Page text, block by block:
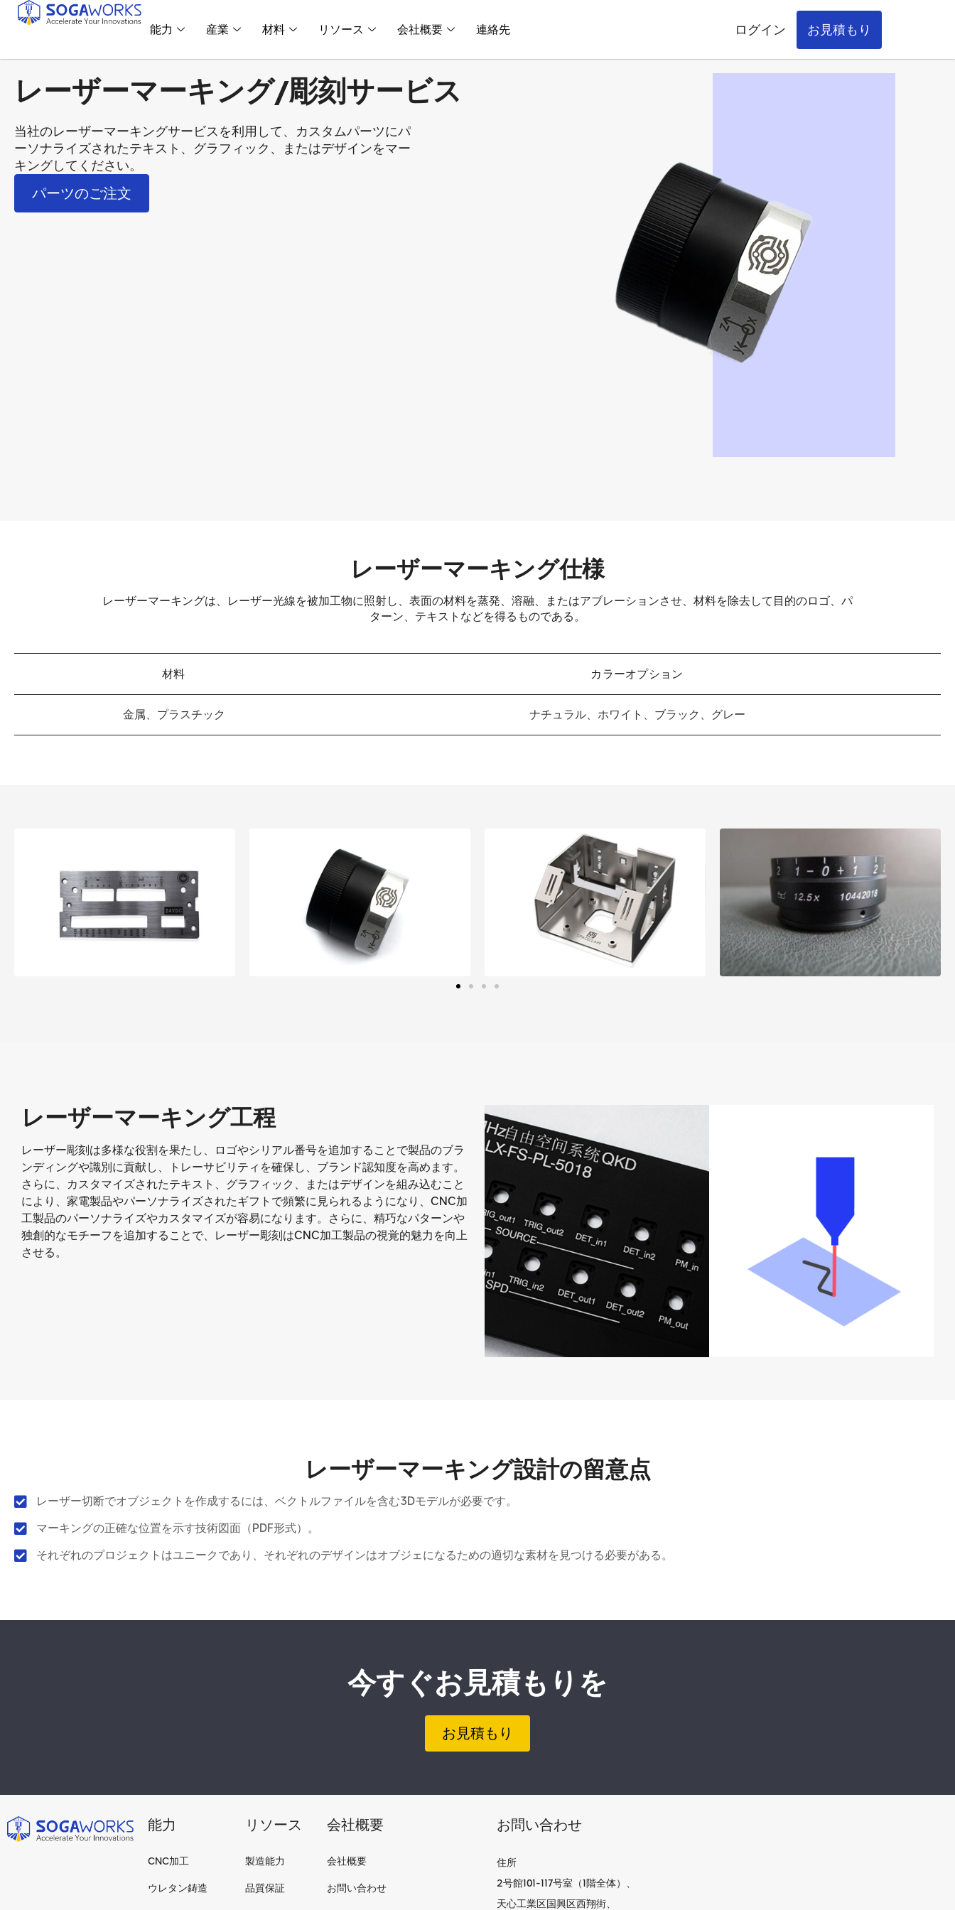
能力 産業 材料 リソース 会社概要 連絡先 ログイン お見積もり
レーザーマーキング/彫刻サービス
当社のレーザーマーキングサービスを利用して、カスタムパーツにパ
ーソナライズされたテキスト、グラフィック、またはデザインをマー
キングしてください。
パーツのご注文
レーザーマーキング仕様
レーザーマーキングは、レーザー光線を被加工物に照射し、表面の材料を蒸発、溶融、またはアブレーションさせ、材料を除去して目的のロゴ、パ
ターン、テキストなどを得るものである。
材料 カラーオプション
金属、プラスチック ナチュラル、ホワイト、ブラック、グレー
レーザーマーキング工程
レーザー彫刻は多様な役割を果たし、ロゴやシリアル番号を追加することで製品のブラ
ンディングや識別に貢献し、トレーサビリティを確保し、ブランド認知度を高めます。
さらに、カスタマイズされたテキスト、グラフィック、またはデザインを組み込むこと
により、家電製品やパーソナライズされたギフトで頻繁に見られるようになり、CNC加
工製品のパーソナライズやカスタマイズが容易になります。さらに、精巧なパターンや
独創的なモチーフを追加することで、レーザー彫刻はCNC加工製品の視覚的魅力を向上
させる。
レーザー切断でオブジェクトを作成するには、ベクトルファイルを含む3Dモデルが必要です。
マーキングの正確な位置を示す技術図面（PDF形式）。
それぞれのプロジェクトはユニークであり、それぞれのデザインはオブジェになるための適切な素材を見つける必要がある。
レーザーマーキング設計の留意点
今すぐお見積もりを
お見積もり
能力
CNC加工
ウレタン鋳造
リソース
製造能力
品質保証
会社概要
会社概要
お問い合わせ
お問い合わせ
住所
2号館101-117号室（1階全体）、
天心工業区国興区西翔街、